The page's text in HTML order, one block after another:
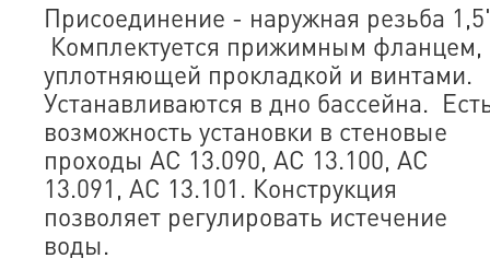
Присоединение - наружная резьба
Комплектуется прижимным фланцем,
уплотняющей прокладкой и винтами.
Устанавливаются в дно бассейна.
возможность установки в стеновые
проходы АС 13.090, АС 13.100, АС
13.091, АС 13.101. Конструкция
позволяет регулировать истечение
воды.